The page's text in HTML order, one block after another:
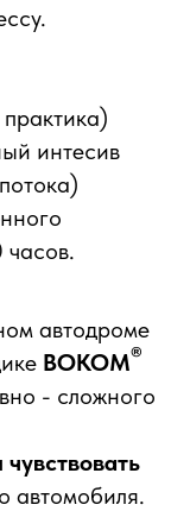
интесив
автодроме
ВОКОМ®
- сложного
автомобиля.